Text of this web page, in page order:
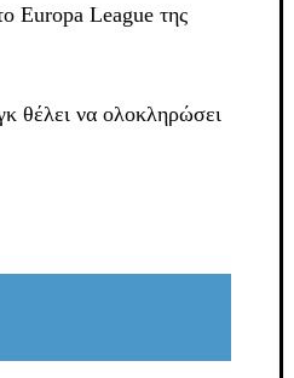
Europa League της
θέλει να ολοκληρώσει